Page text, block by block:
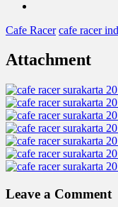
Cafe Racer cafe racer
Attachment
Leave a Comment